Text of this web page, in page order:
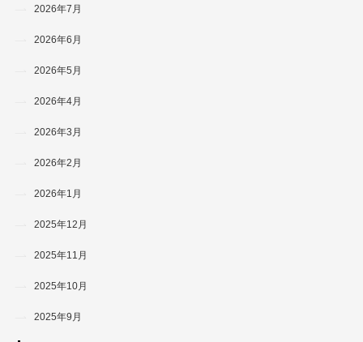
2026年7月
2026年6月
2026年5月
2026年4月
2026年3月
2026年2月
2026年1月
2025年12月
2025年11月
2025年10月
2025年9月